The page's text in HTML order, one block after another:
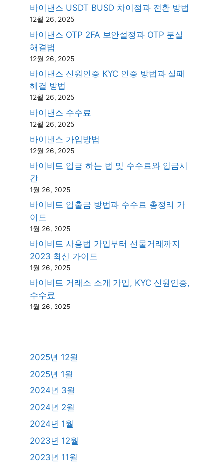
바이낸스 USDT BUSD 차이점과 전환 방법
12월 26, 2025
바이낸스 OTP 2FA 보안설정과 OTP 분실
해결법
12월 26, 2025
바이낸스 신원인증 KYC 인증 방법과 실패
해결 방법
12월 26, 2025
바이낸스 수수료
12월 26, 2025
바이낸스 가입방법
12월 26, 2025
바이비트 입금 하는 법 및 수수료와 입금시
간
1월 26, 2025
바이비트 입출금 방법과 수수료 총정리 가
이드
1월 26, 2025
바이비트 사용법 가입부터 선물거래까지
2023 최신 가이드
1월 26, 2025
바이비트 거래소 소개 가입, KYC 신원인증,
수수료
1월 26, 2025
2025년 12월
2025년 1월
2024년 3월
2024년 2월
2024년 1월
2023년 12월
2023년 11월